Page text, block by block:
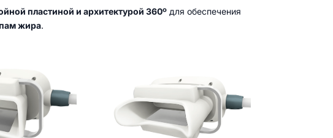
пластиной и архитектурой 360º для обеспечения
жира.